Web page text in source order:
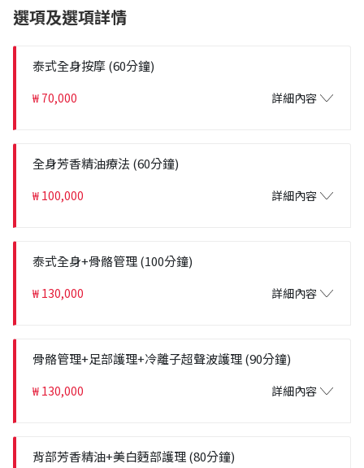
選項及選項詳情
泰式全身按摩 (60分鐘)
₩ 70,000 詳細內容
全身芳香精油療法 (60分鐘)
₩ 100,000 詳細內容
泰式全身+骨骼管理 (100分鐘)
₩ 130,000 詳細內容
骨骼管理+足部護理+冷離子超聲波護理 (90分鐘)
₩ 130,000 詳細內容
背部芳香精油+美白麪部護理 (80分鐘)